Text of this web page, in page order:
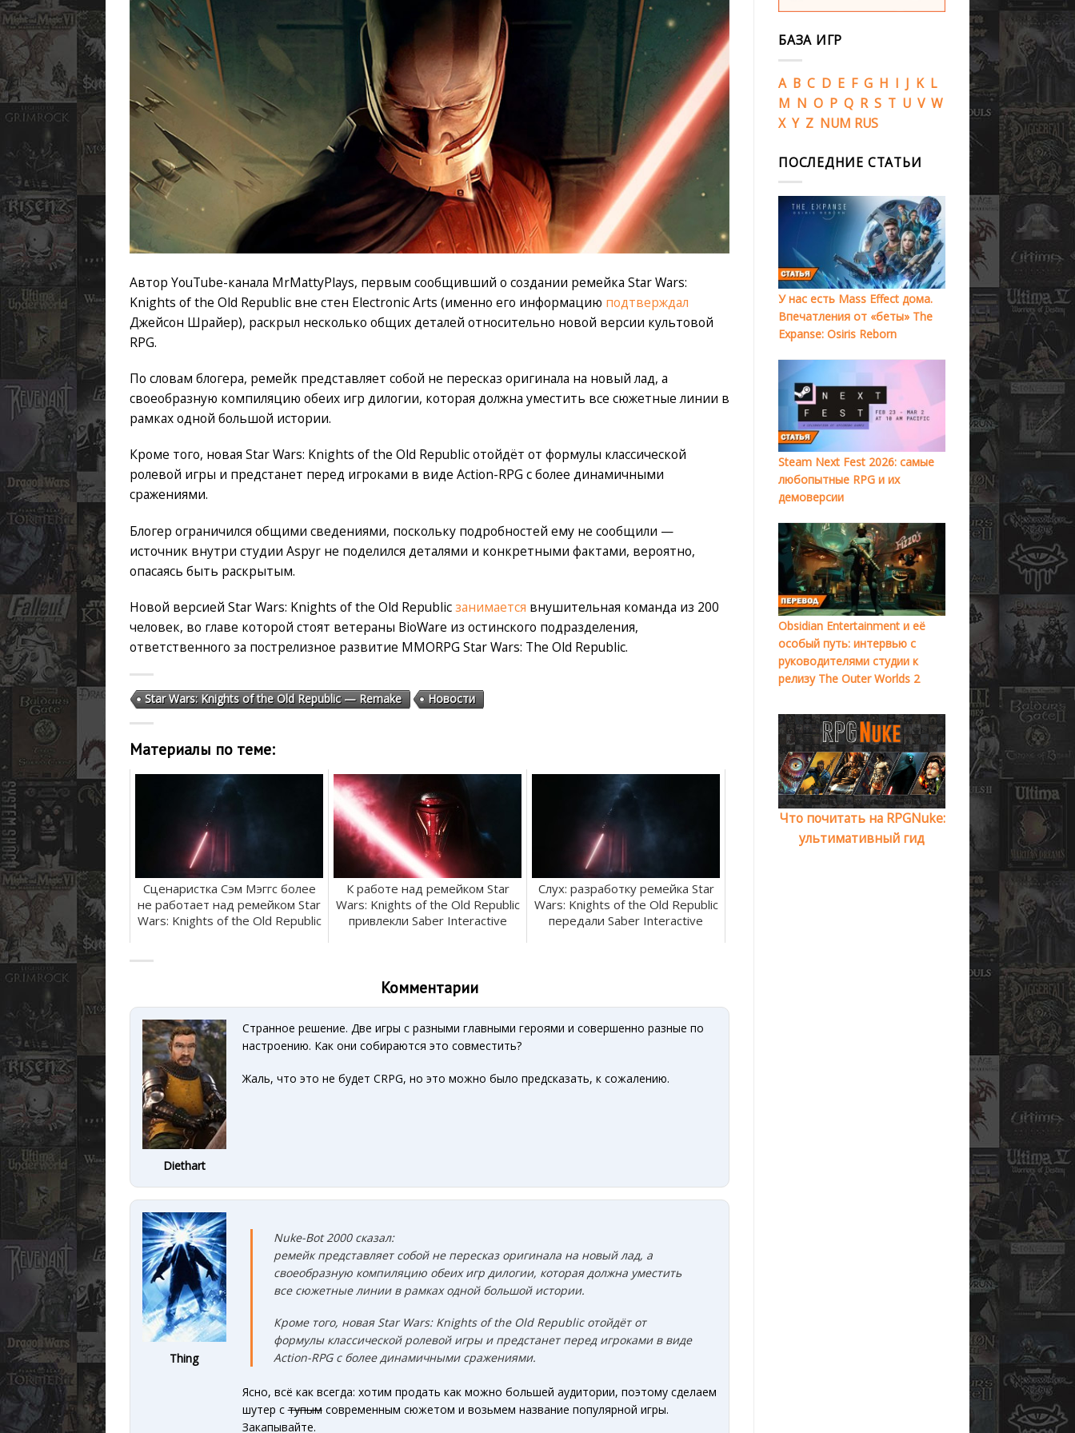
Автор YouTube-канала MrMattyPlays, первым сообщивший о создании ремейка Star Wars:
Knights of the Old Republic вне стен Electronic Arts (именно его информацию подтверждал
Джейсон Шрайер), раскрыл несколько общих деталей относительно новой версии культовой
RPG.
По словам блогера, ремейк представляет собой не пересказ оригинала на новый лад, а
своеобразную компиляцию обеих игр дилогии, которая должна уместить все сюжетные линии в
рамках одной большой истории.
Кроме того, новая Star Wars: Knights of the Old Republic отойдёт от формулы классической
ролевой игры и предстанет перед игроками в виде Action-RPG с более динамичными
сражениями.
Блогер ограничился общими сведениями, поскольку подробностей ему не сообщили —
источник внутри студии Aspyr не поделился деталями и конкретными фактами, вероятно,
опасаясь быть раскрытым.
Новой версией Star Wars: Knights of the Old Republicзанимается внушительная команда из 200
человек, во главе которой стоят ветераны BioWare из остинского подразделения,
ответственного за пострелизное развитие MMORPG Star Wars: The Old Republic.
Star Wars: Knights of the Old Republic — Remake Новости
Материалы по теме:
Сценаристка Сэм Мэггс более
не работает над ремейком Star
Wars: Knights of the Old Republic
К работе над ремейком Star
Wars: Knights of the Old Republic
привлекли Saber Interactive
Слух: разработку ремейка Star
Wars: Knights of the Old Republic
передали Saber Interactive
Комментарии
Diethart
Странное решение. Две игры с разными главными героями и совершенно разные по
настроению. Как они собираются это совместить?
Жаль, что это не будет CRPG, но это можно было предсказать, к сожалению.
Thing
Nuke-Bot 2000 сказал:
ремейк представляет собой не пересказ оригинала на новый лад, а
своеобразную компиляцию обеих игр дилогии, которая должна уместить
все сюжетные линии в рамках одной большой истории.
Кроме того, новая Star Wars: Knights of the Old Republic отойдёт от
формулы классической ролевой игры и предстанет перед игроками в виде
Action-RPG с более динамичными сражениями.
Ясно, всё как всегда: хотим продать как можно большей аудитории, поэтому сделаем
шутер cтупымсовременным сюжетом и возьмем название популярной игры.
Закапывайте.
БАЗА ИГР
A B C D E F G H I J K L
M N O P Q R S T U V W
X Y Z NUM RUS
ПОСЛЕДНИЕ СТАТЬИ
У нас есть Mass Effect дома.
Впечатления от «беты» The
Expanse: Osiris Reborn
Steam Next Fest 2026: самые
любопытные RPG и их
демоверсии
Obsidian Entertainment и её
особый путь: интервью с
руководителями студии к
релизу The Outer Worlds 2
Что почитать на RPGNuke:
ультимативный гид